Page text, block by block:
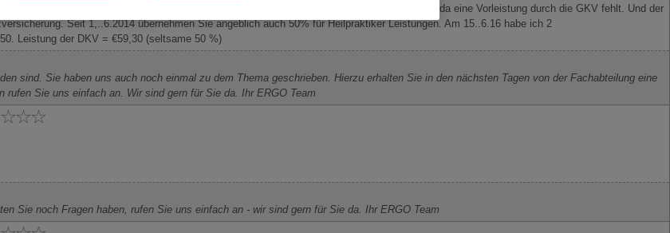
Sache ist privat. Bei Einreichung der Rechnungen an die DKV zahlt die DKV nur 50%, da eine Vorleistung durch die GKV fehlt. Und der
Seit 1,..6.2014 übernehmen Sie angeblich auch 50% für Heilpraktiker Leistungen. Am 15..6.16 habe ich 2
Leistung der DKV = €59,30 (seltsame 50 %)
sind. Sie haben uns auch noch einmal zu dem Thema geschrieben. Hierzu erhalten Sie in den nächsten Tagen von der Fachabteilung eine
Sie uns einfach an. Wir sind gern für Sie da. Ihr ERGO Team
Sie noch Fragen haben, rufen Sie uns einfach an - wir sind gern für Sie da. Ihr ERGO Team